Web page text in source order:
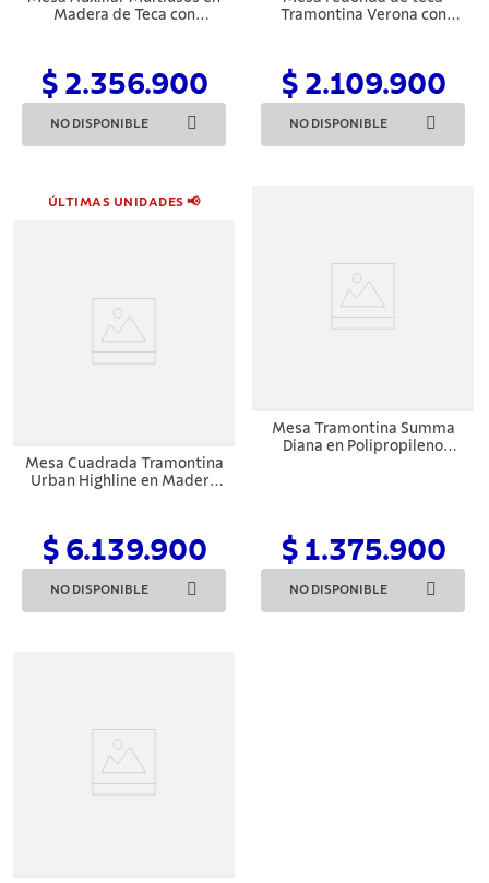
Madera de Teca con
$ 2.356.900
NO DISPONIBLE
Tramontina Verona con
$ 2.109.900
NO DISPONIBLE
ÚLTIMAS UNIDADES 📢
Mesa Cuadrada Tramontina
Urban Highline en Madera
$ 6.139.900
NO DISPONIBLE
Mesa Tramontina Summa
Diana en Polipropileno
$ 1.375.900
NO DISPONIBLE